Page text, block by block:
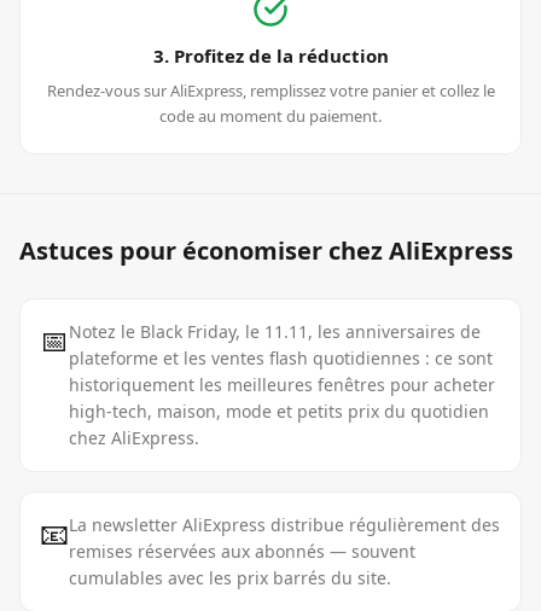
3. Profitez de la réduction
Rendez-vous sur AliExpress, remplissez votre panier et collez le
code au moment du paiement.
Astuces pour économiser chezAliExpress
📅 Notez le Black Friday, le 11.11, les anniversaires de
plateforme et les ventes flash quotidiennes : ce sont
historiquement les meilleures fenêtres pour acheter
high-tech, maison, mode et petits prix du quotidien
chez AliExpress.
📧La newsletter AliExpress distribue régulièrement des
remises réservées aux abonnés — souvent
cumulables avec les prix barrés du site.